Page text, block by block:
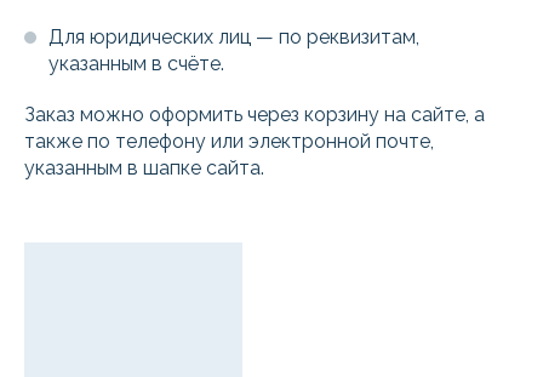
Для юридических лиц — по реквизитам,
указанным в счёте.
Заказ можно оформить через корзину на сайте, а
также по телефону или электронной почте,
указанным в шапке сайта.